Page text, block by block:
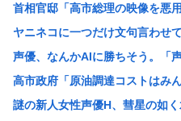
KDDI、楽天への回線貸し出し
『この美人と結婚できる権利』
【画像】骨格ストレートな女さ
日産e-power、無給油で
【画像】思わず保存したくなる
首相官邸「高市総理の映像を悪
ヤニネコに一つだけ文句言わせ
声優、なんかAIに勝ちそう。「
高市政府「原油調達コストはみ
謎の新人女性声優H、彗星の如